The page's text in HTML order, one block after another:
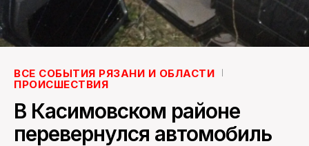
Все материалы 7инфо
ПОИСК ПО САЙТУ
ВСЕ СОБЫТИЯ РЯЗАНИ И ОБЛАСТИ
ПРОИСШЕСТВИЯ
В Касимовском районе
перевернулся автомобиль